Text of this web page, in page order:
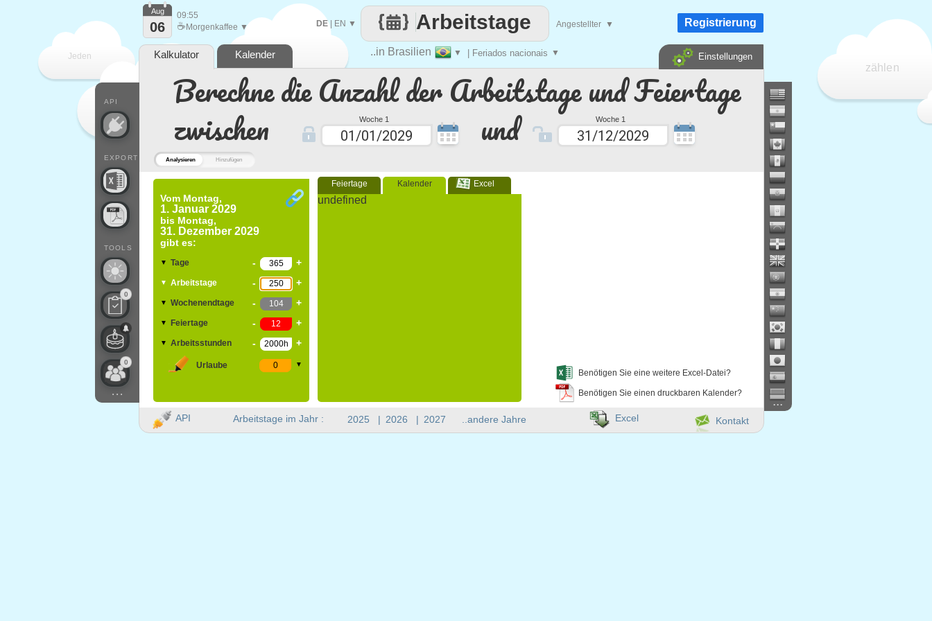
Analysieren Hinzufügen
Berechne die Anzahl der Arbeitstage und Feiertage
zwischen
Woche 1 und Woche 1
Vom Montag,
1. Januar 2029
bis Montag,
31. Dezember 2029
gibt es:
▼ Tage - +
▼ Arbeitstage - +
▼ Wochenendtage - +
▼ Feiertage - +
▼ Arbeitsstunden - +
Urlaube ▼
Feiertage Kalender Excel
undefined
Benötigen Sie eine weitere Excel-Datei?
Benötigen Sie einen druckbaren Kalender?
Jeden
zählen
..in Brasilien ▼ | Feriados nacionais ▼
Arbeitstage
DE| EN ▼ Angestellter ▼
API
EXPORT
TOOLS
0
0
...
Aug
06
09:55
☕ Morgenkaffee ▼ Registrierung
Kalkulator Kalender Einstellungen
Arbeitstage im Jahr : 2025 | 2026 | 2027 ..andere Jahre
...
API Kontakt
Excel